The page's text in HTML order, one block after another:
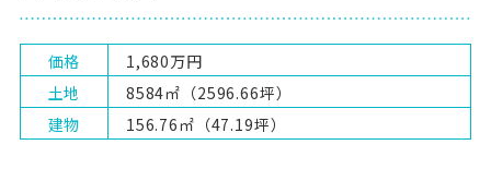
価格
1,680万円
土地
8584㎡（2596.66坪）
建物
156.76㎡（47.19坪）